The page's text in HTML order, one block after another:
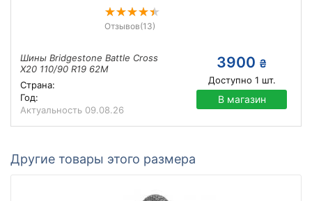
Отзывов(13)
Шины Bridgestone Battle Cross
X20 110/90 R19 62M
Страна:
Год:
Актуальность 09.08.26
3900 ₴
Доступно 1 шт.
В магазин
Другие товары этого размера